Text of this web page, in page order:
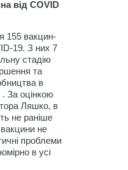
від COVID
155 вакцин-
19. З них 7
стадію
та
в
. За оцінкою
Ляшко, в
не раніше
не
проблеми
в усі